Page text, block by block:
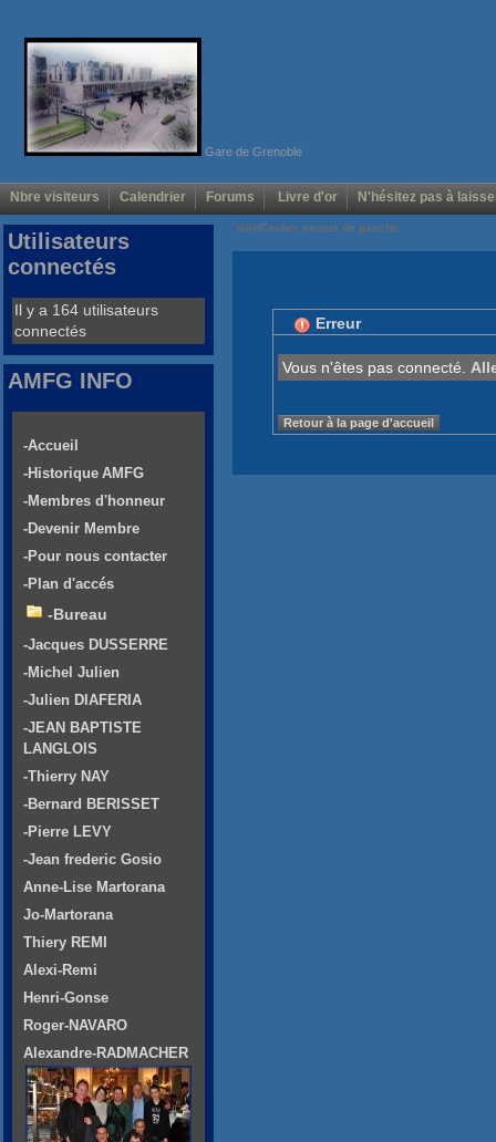
Gare de Grenoble
Nbre visiteurs Calendrier Forums Livre d'or N'hésitez pas à
Voir/Cacher menus de gauche
Erreur
Vous n'êtes pas connecté.
Retour à la page d'accueil
Utilisateurs
connectés
Il y a 164 utilisateurs
connectés
AMFG INFO
-Accueil
-Historique AMFG
-Membres d'honneur
-Devenir Membre
-Pour nous contacter
-Plan d'accés
-Bureau
-Jacques DUSSERRE
-Michel Julien
-Julien DIAFERIA
-JEAN BAPTISTE
LANGLOIS
-Thierry NAY
-Bernard BERISSET
-Pierre LEVY
-Jean frederic Gosio
Anne-Lise Martorana
Jo-Martorana
Thiery REMI
Alexi-Remi
Henri-Gonse
Roger-NAVARO
Alexandre-RADMACHER